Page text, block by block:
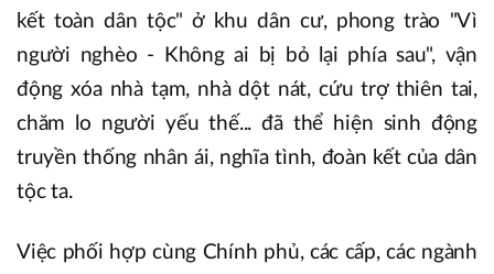
kết toàn dân tộc" ở khu dân cư, phong trào "Vì
người nghèo - Không ai bị bỏ lại phía sau", vận
động xóa nhà tạm, nhà dột nát, cứu trợ thiên tai,
chăm lo người yếu thế... đã thể hiện sinh động
truyền thống nhân ái, nghĩa tình, đoàn kết của dân
tộc ta.
Việc phối hợp cùng Chính phủ, các cấp, các ngành